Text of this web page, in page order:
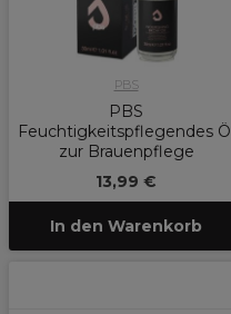
PBS
PBS
Feuchtigkeitspflegendes Öl
zur Brauenpflege
13,99 €
In den Warenkorb